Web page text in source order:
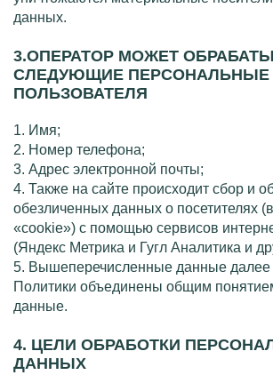
данных.
3.ОПЕРАТОР МОЖЕТ
СЛЕДУЮЩИЕ
ПОЛЬЗОВАТЕЛЯ
1. Имя;
2. Номер телефона;
3. Адрес электронной почты;
4. Также на сайте происходит сбор и
обезличенных данных о посетителях (
«cookie») с помощью сервисов
(Яндекс Метрика и Гугл Аналитика и
5. Вышеперечисленные данные далее
Политики объединены общим
данные.
4. ЦЕЛИ ОБРАБОТКИ
ДАННЫХ